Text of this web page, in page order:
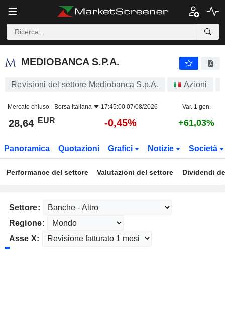
MEDIOBANCA S.P.A.
MEDIOBANCA S.P.A.
Revisioni del settore Mediobanca S.p.A. Azioni
Mercato chiuso - Borsa Italiana 17:45:00 07/08/2026 Var. 1 gen.
28,64 EUR -0,45% +61,03%
Panoramica Quotazioni Grafici Notizie Società
Performance del settore Valutazioni del settore Dividendi
Settore:
Regione:
Asse X: